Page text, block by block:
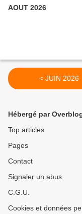
AOUT 2026
< JUIN 2026
Hébergé par
Top articles
Pages
Contact
Signaler un abus
C.G.U.
Cookies et données